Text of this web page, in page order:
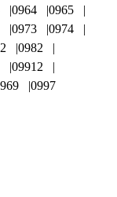
0964
0965
0973
0974
0982
09912
0997